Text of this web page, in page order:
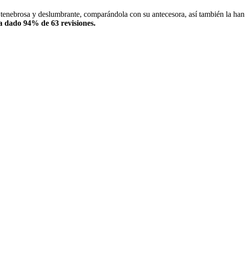
y deslumbrante, comparándola con su antecesora, así también la han
dado 94% de 63 revisiones.